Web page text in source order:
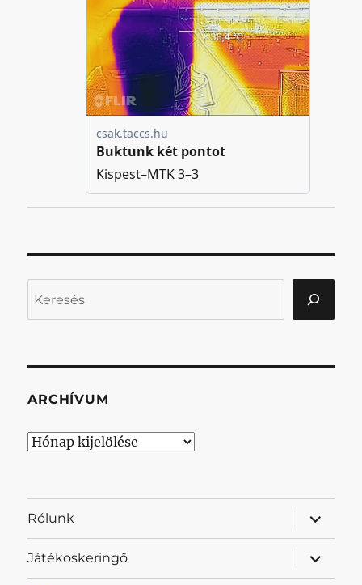
ARCHÍVUM
Archívum
Rólunk
almenü
Játékoskeringő
almenü